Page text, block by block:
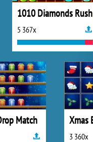
1010 Diamonds Rush
5 367x
Match
3 360x